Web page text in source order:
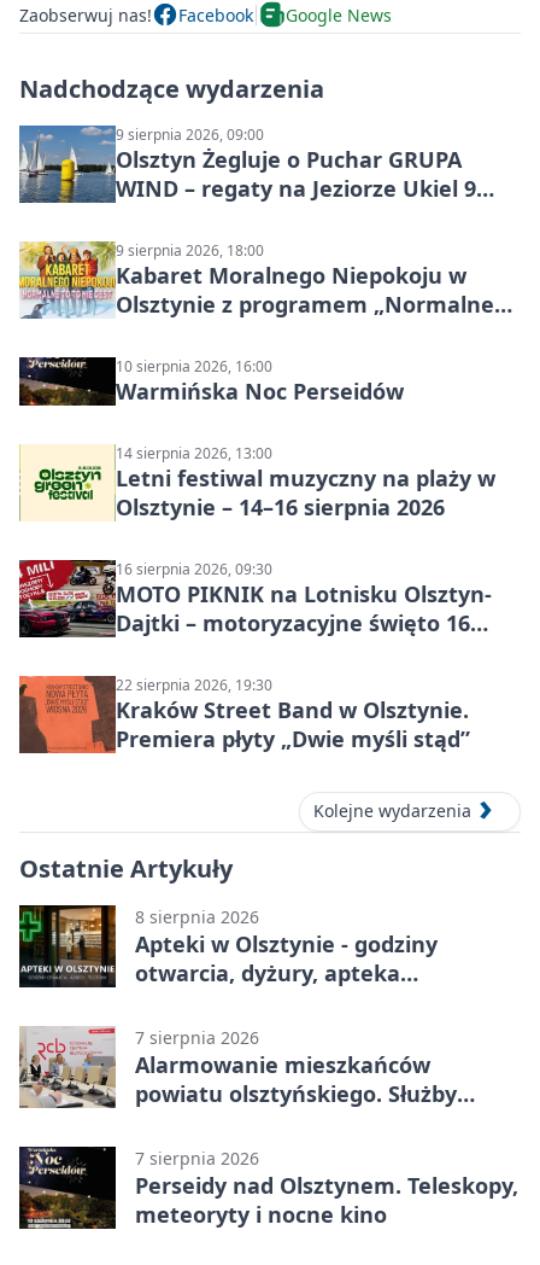
Zaobserwuj nas! Facebook Google News
Nadchodzące wydarzenia
9 sierpnia 2026, 09:00
Olsztyn Żegluje o Puchar GRUPA
WIND – regaty na Jeziorze Ukiel 9
9 sierpnia 2026, 18:00
Kabaret Moralnego Niepokoju w
Olsztynie z programem „Normalne
10 sierpnia 2026, 16:00
Warmińska Noc Perseidów
14 sierpnia 2026, 13:00
Letni festiwal muzyczny na plaży w
Olsztynie – 14–16 sierpnia 2026
16 sierpnia 2026, 09:30
MOTO PIKNIK na Lotnisku Olsztyn-
Dajtki – motoryzacyjne święto 16
22 sierpnia 2026, 19:30
Kraków Street Band w Olsztynie.
Premiera płyty „Dwie myśli stąd”
Kolejne wydarzenia
Ostatnie Artykuły
8 sierpnia 2026
Apteki w Olsztynie - godziny
otwarcia, dyżury, apteka
7 sierpnia 2026
Alarmowanie mieszkańców
powiatu olsztyńskiego. Służby
7 sierpnia 2026
Perseidy nad Olsztynem. Teleskopy,
meteoryty i nocne kino